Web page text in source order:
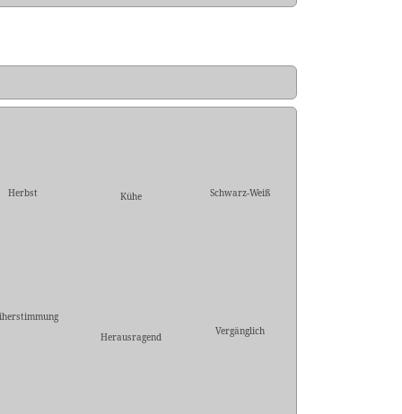
Herbst Kühe Schwarz-Weiß
Herausragend
Vergänglich